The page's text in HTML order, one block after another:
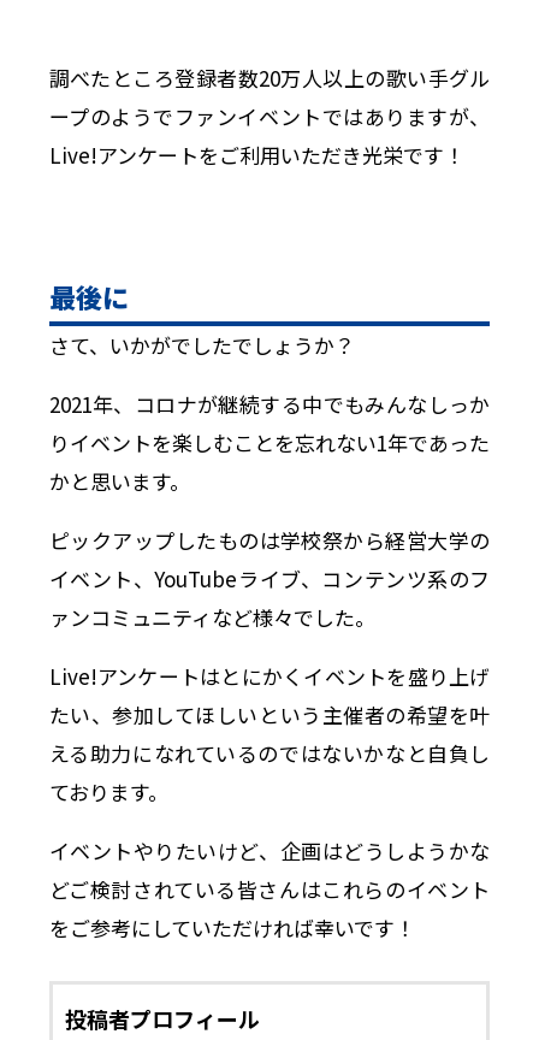
調べたところ登録者数20万人以上の歌い手グル
ープのようでファンイベントではありますが、
Live!アンケートをご利用いただき光栄です！
最後に
さて、いかがでしたでしょうか？
2021年、コロナが継続する中でもみんなしっか
りイベントを楽しむことを忘れない1年であった
かと思います。
ピックアップしたものは学校祭から経営大学の
イベント、YouTubeライブ、コンテンツ系のフ
ァンコミュニティなど様々でした。
Live!アンケートはとにかくイベントを盛り上げ
たい、参加してほしいという主催者の希望を叶
える助力になれているのではないかなと自負し
ております。
イベントやりたいけど、企画はどうしようかな
どご検討されている皆さんはこれらのイベント
をご参考にしていただければ幸いです！
投稿者プロフィール